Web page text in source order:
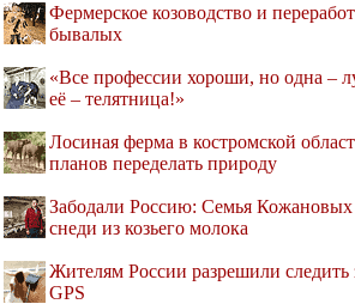
Фермерское козоводство и
бывалых
«Все профессии хороши, но одна –
её – телятница!»
Лосиная ферма в костромской
планов переделать природу
Забодали Россию: Семья Кожановых
снеди из козьего молока
Жителям России разрешили следить
GPS